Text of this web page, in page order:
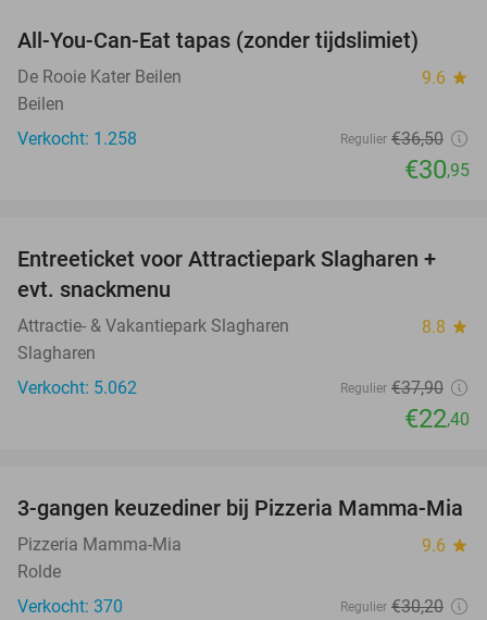
All-You-Can-Eat tapas (zonder tijdslimiet)
De Rooie Kater Beilen 9.6 star
Beilen
Verkocht: 1.258
Regulier €36,50
€30,95
41%
Entreeticket voor Attractiepark Slagharen +
evt. snackmenu
Attractie- & Vakantiepark Slagharen 8.8 star
Slagharen
Verkocht: 5.062
Regulier €37,90
€22,40
41%
3-gangen keuzediner bij Pizzeria Mamma-Mia
Pizzeria Mamma-Mia 9.6 star
Rolde
Verkocht: 370
Regulier €30,20